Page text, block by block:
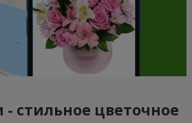
- стильное цветочное